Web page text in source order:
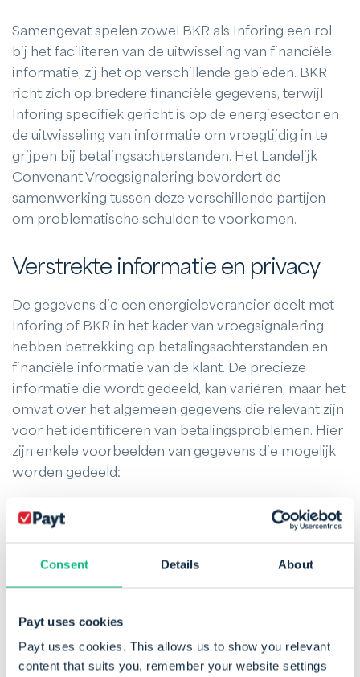
Consent Details About
Payt uses cookies
Payt uses cookies. This allows us to show you relevant
content that suits you, remember your website settings
Samengevat spelen zowel BKR als Inforing een rol
bij het faciliteren van de uitwisseling van financiële
informatie, zij het op verschillende gebieden. BKR
richt zich op bredere financiële gegevens, terwijl
Inforing specifiek gericht is op de energiesector en
de uitwisseling van informatie om vroegtijdig in te
grijpen bij betalingsachterstanden. Het Landelijk
Convenant Vroegsignalering bevordert de
samenwerking tussen deze verschillende partijen
om problematische schulden te voorkomen.
Verstrekte informatie en privacy
De gegevens die een energieleverancier deelt met
Inforing of BKR in het kader van vroegsignalering
hebben betrekking op betalingsachterstanden en
financiële informatie van de klant. De precieze
informatie die wordt gedeeld, kan variëren, maar het
omvat over het algemeen gegevens die relevant zijn
voor het identificeren van betalingsproblemen. Hier
zijn enkele voorbeelden van gegevens die mogelijk
worden gedeeld:
Naam en contactgegevens van de
klant
betalingsachterstanden